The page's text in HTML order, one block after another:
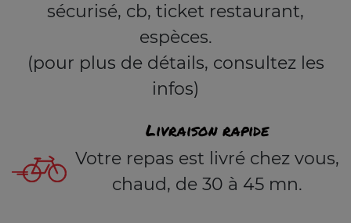
sécurisé, cb, ticket restaurant,
espèces.
(pour plus de détails, consultez les
infos)
Livraison rapide
Votre repas est livré chez vous,
chaud, de 30 à 45 mn.